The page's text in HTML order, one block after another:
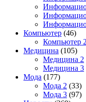
Компьютер (46)
Компьютер 2
Медицина (105)
Медицина 2
Медицина 3
Мода (177)
Мода 2 (33)
Мода 3 (97)